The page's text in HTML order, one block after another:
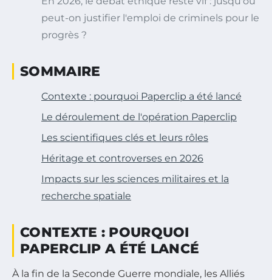
peut-on justifier l'emploi de criminels pour le
progrès ?
SOMMAIRE
Contexte : pourquoi Paperclip a été lancé
Le déroulement de l'opération Paperclip
Les scientifiques clés et leurs rôles
Héritage et controverses en 2026
Impacts sur les sciences militaires et la
recherche spatiale
CONTEXTE : POURQUOI
PAPERCLIP A ÉTÉ LANCÉ
À la fin de la Seconde Guerre mondiale, les Alliés